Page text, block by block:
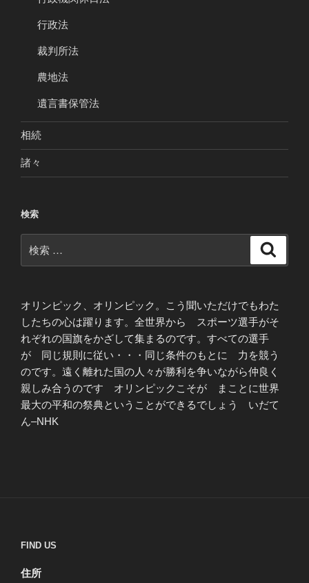
行政法
裁判所法
農地法
遺言書保管法
相続
諸々
検索
索:
オリンピック、オリンピック。こう聞いただけでもわた
したちの心は躍ります。全世界から スポーツ選手がそ
れぞれの国旗をかざして集まるのです。すべての選手
が 同じ規則に従い・・・同じ条件のもとに 力を競う
のです。遠く離れた国の人々が勝利を争いながら仲良く
親しみ合うのです オリンピックこそが まことに世界
最大の平和の祭典ということができるでしょう いだて
ん–NHK
FIND US
住所